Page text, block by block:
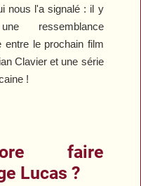
nous l'a signalé : il y
ressemblance
entre le prochain film
Clavier et une série
!
faire
Lucas ?